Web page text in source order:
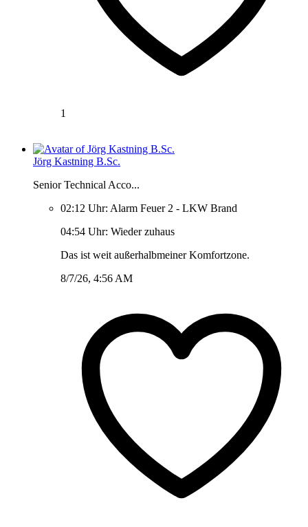
1
Jörg Kastning B.Sc.
Senior Technical Acco...
02:12 Uhr: Alarm Feuer 2 - LKW Brand
04:54 Uhr: Wieder zuhaus
Das ist weit außerhalbmeiner Komfortzone.
8/7/26, 4:56 AM